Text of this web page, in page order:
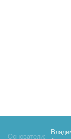
Основатели: